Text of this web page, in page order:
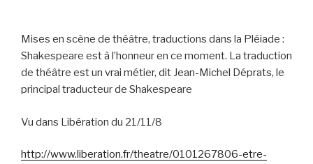
Mises en scène de théâtre, traductions dans la Pléiade :
Shakespeare est à l’honneur en ce moment. La traduction
de théâtre est un vrai métier, dit Jean-Michel Déprats, le
principal traducteur de Shakespeare
Vu dans Libération du 21/11/8
http://www.liberation.fr/theatre/0101267806-etre-